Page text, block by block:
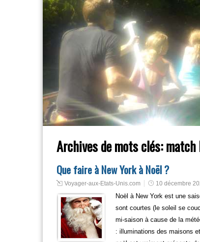
Archives de mots clés:match
Que faire à New York à Noël ?
Voyager-aux-Etats-Unis.com 10 décembre
Noël à New York est une
sont courtes (le soleil se
mi-saison à cause de la
: illuminations des maisons